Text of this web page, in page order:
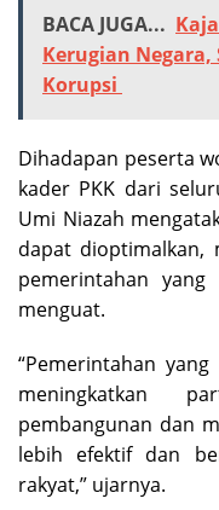
BACA JUGA...
Kerugian Negara,
Korupsi
Dihadapan peserta
kader PKK dari
Umi Niazah
dapat dioptimalkan,
pemerintahan
menguat.
“Pemerintahan
meningkatkan
pembangunan dan
lebih efektif dan
rakyat,” ujarnya.